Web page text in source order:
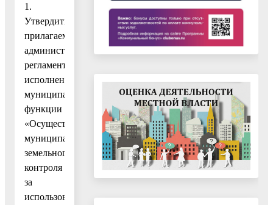
1.
Утвердить
прилагаемый
административный
регламент
исполнения
муниципальной
функции
«Осуществление
муниципального
земельного
контроля
за
использованием